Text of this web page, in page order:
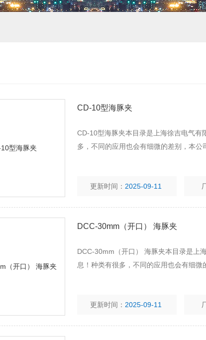
CD-10型海豚夹
CD-10型海豚夹本目录是上海徐吉电气
多，不同的应用也会有细微的差别，本公
更新时间： 2025-09-11
DCC-30mm（开口） 海豚夹
DCC-30mm（开口） 海豚夹本目录是上
息！种类有很多，不同的应用也会有细
更新时间： 2025-09-11